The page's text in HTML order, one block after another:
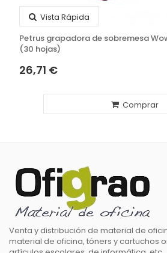
Vista Rápida
Petrus grapadora de sobremesa
(30 hojas)
26,71 €
Comprar
Venta y distribución de material de
material de oficina, tóners y cartuchos